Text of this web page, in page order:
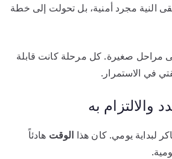
النية مجرد أمنية، بل تحولت إلى خطة
مراحل صغيرة. كل مرحلة كانت قابلة
في الاستمرار.
به
لبداية يومي. كان هذا الوقت هادئاً